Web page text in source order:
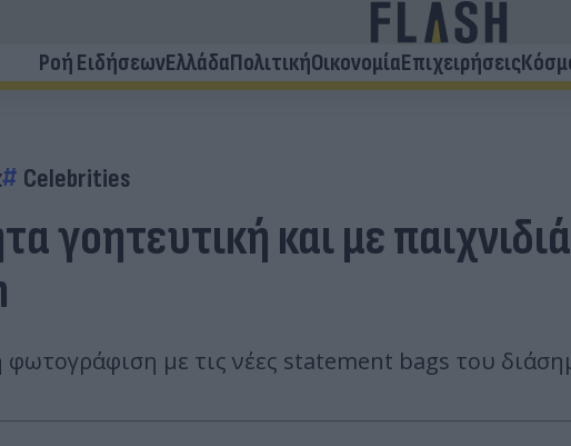
Ροή ΕιδήσεωνΕλλάδαΠολιτικήΟικονομίαΕπιχειρήσεις
Celebrities
γοητευτική και με
φωτογράφιση με τις νέες statement bags του